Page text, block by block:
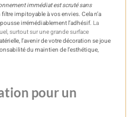
immédiat est scruté sans
impitoyable à vos envies. Cela n’a
irrémédiablement l’adhésif. La
surtout sur une grande surface
l’avenir de votre décoration se joue
du maintien de l’esthétique,
pour un